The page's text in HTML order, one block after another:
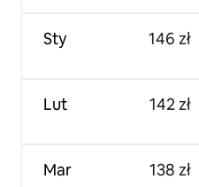
Sty
Lut
Mar
146 zł
142 zł
138 zł